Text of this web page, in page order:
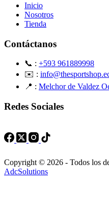
Inicio
Nosotros
Tienda
Contáctanos
📞 : +593 961889998
✉️ :
📍 : Melchor de Valdez
Redes Sociales
Copyright © 2026 - Todos los
AdcSolutions